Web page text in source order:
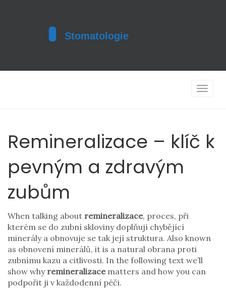
Toggle
Remineralizace – klíč k
pevným a zdravým
zubům
When talking about remineralizace, proces, při
kterém se do zubní skloviny doplňují chybějící
minerály a obnovuje se tak její struktura. Also known
as obnovení minerálů, it is a natural obrana proti
zubnímu kazu a citlivosti. In the following text we’ll
show why remineralizacematters and how you can
podpořit ji v každodenní péči.